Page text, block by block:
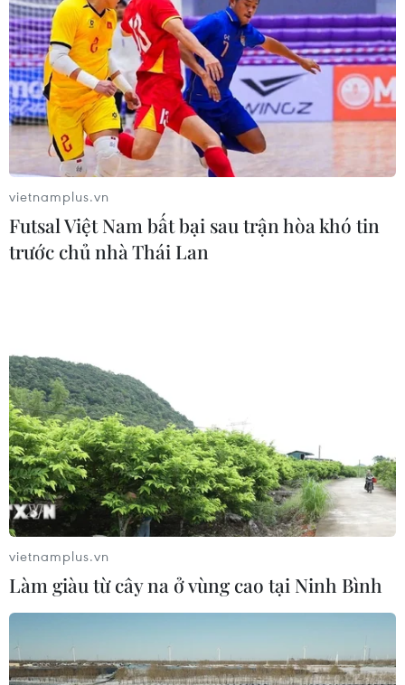
vietnamplus.vn
Futsal Việt Nam bất bại sau trận hòa khó tin
trước chủ nhà Thái Lan
vietnamplus.vn
Làm giàu từ cây na ở vùng cao tại Ninh Bình